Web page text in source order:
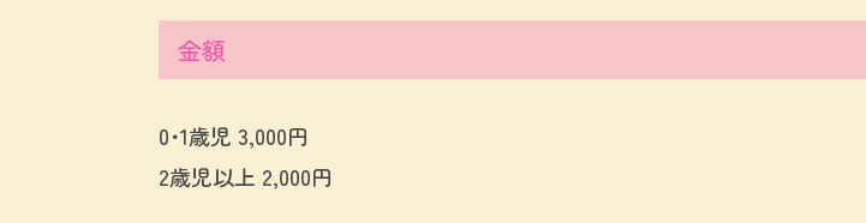
金額
0･1歳児 3,000円
2歳児以上 2,000円